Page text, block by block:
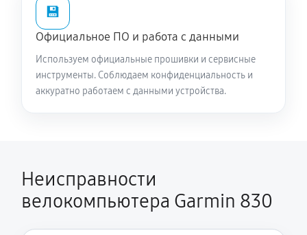
💾
Официальное ПО и работа с данными
Используем официальные прошивки и сервисные
инструменты. Соблюдаем конфиденциальность и
аккуратно работаем с данными устройства.
Неисправности
велокомпьютера Garmin 830